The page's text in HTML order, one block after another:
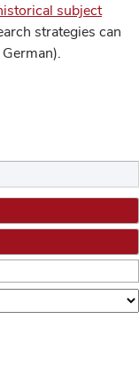
subject
strategies can